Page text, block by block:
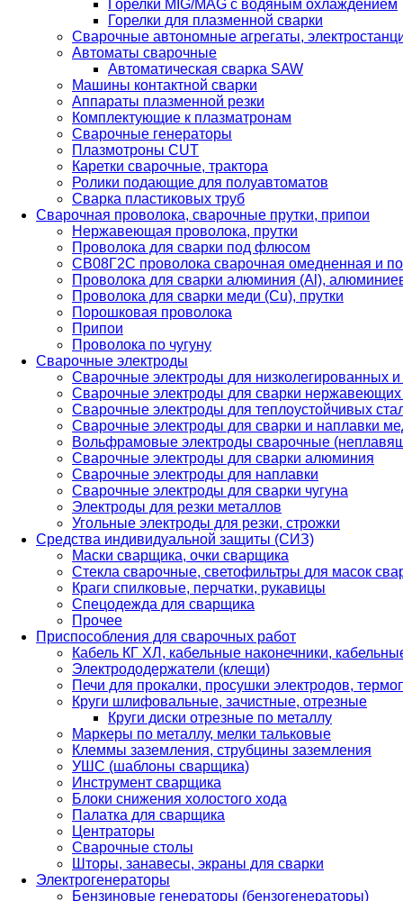
Горелки MIG/MAG с водяным охлаждением
Горелки для плазменной сварки
Сварочные автономные агрегаты,
Автоматы сварочные
Автоматическая сварка SAW
Машины контактной сварки
Аппараты плазменной резки
Комплектующие к плазматронам
Сварочные генераторы
Плазмотроны CUT
Каретки сварочные, трактора
Ролики подающие для полуавтоматов
Сварка пластиковых труб
Сварочная проволока, сварочные прутки, припои
Нержавеющая проволока, прутки
Проволока для сварки под флюсом
СВ08Г2С проволока сварочная омедненная и
Проволока для сварки алюминия (Al),
Проволока для сварки меди (Cu), прутки
Порошковая проволока
Припои
Проволока по чугуну
Сварочные электроды
Сварочные электроды для низколегированных и
Сварочные электроды для сварки
Сварочные электроды для теплоустойчивых
Сварочные электроды для сварки и наплавки
Вольфрамовые электроды сварочные
Сварочные электроды для сварки алюминия
Сварочные электроды для наплавки
Сварочные электроды для сварки чугуна
Электроды для резки металлов
Угольные электроды для резки, строжки
Средства индивидуальной защиты (СИЗ)
Маски сварщика, очки сварщика
Стекла сварочные, светофильтры для масок
Краги спилковые, перчатки, рукавицы
Спецодежда для сварщика
Прочее
Приспособления для сварочных работ
Кабель КГ ХЛ, кабельные наконечники,
Электрододержатели (клещи)
Печи для прокалки, просушки электродов,
Круги шлифовальные, зачистные, отрезные
Круги диски отрезные по металлу
Маркеры по металлу, мелки тальковые
Клеммы заземления, струбцины заземления
УШС (шаблоны сварщика)
Инструмент сварщика
Блоки снижения холостого хода
Палатка для сварщика
Центраторы
Сварочные столы
Шторы, занавесы, экраны для сварки
Электрогенераторы
Бензиновые генераторы (бензогенераторы)